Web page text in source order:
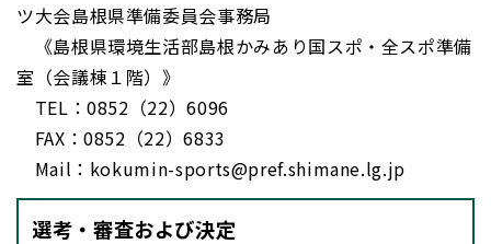
ツ大会島根県準備委員会事務局
《島根県環境生活部島根かみあり国スポ・全スポ準備
室（会議棟１階）》
TEL：0852（22）6096
FAX：0852（22）6833
Mail：kokumin-sports@pref.shimane.lg.jp
選考・審査および決定